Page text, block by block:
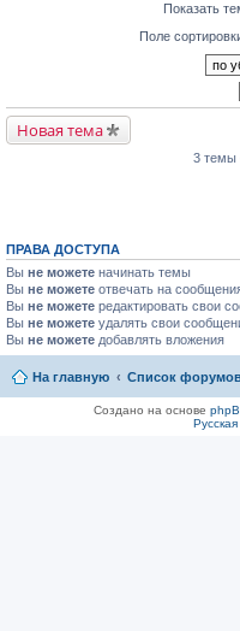
Показать
Поле
Новая тема
3 темы
ПРАВА ДОСТУПА
Вы не можете начинать темы
Вы не можете отвечать на
Вы не можете редактировать свои
Вы не можете удалять свои
Вы не можете добавлять вложения
На главную Список
Создано на основе